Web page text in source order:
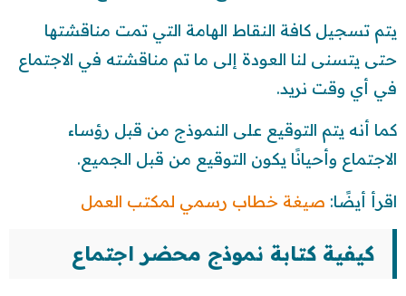
يتم تسجيل كافة النقاط الهامة التي تمت مناقشتها
حتى يتسنى لنا العودة إلى ما تم مناقشته في الاجتماع
في أي وقت نريد.
كما أنه يتم التوقيع على النموذج من قبل رؤساء
الاجتماع وأحيانًا يكون التوقيع من قبل الجميع.
اقرأ أيضًا: صيغة خطاب رسمي لمكتب العمل
كيفية كتابة نموذج محضر اجتماع